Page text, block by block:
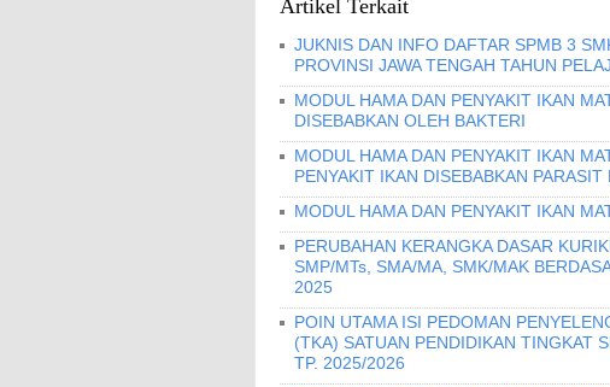
Artikel Terkait
JUKNIS DAN INFO DAFTAR SPMB 3
PROVINSI JAWA TENGAH TAHUN
MODUL HAMA DAN PENYAKIT IKAN
DISEBABKAN OLEH BAKTERI
MODUL HAMA DAN PENYAKIT IKAN
PENYAKIT IKAN DISEBABKAN PARASIT
MODUL HAMA DAN PENYAKIT IKAN
PERUBAHAN KERANGKA DASAR
SMP/MTs, SMA/MA, SMK/MAK
2025
POIN UTAMA ISI PEDOMAN
(TKA) SATUAN PENDIDIKAN TINGKAT
TP. 2025/2026